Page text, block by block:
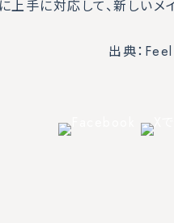
手に対応して、新しいメ
出典：